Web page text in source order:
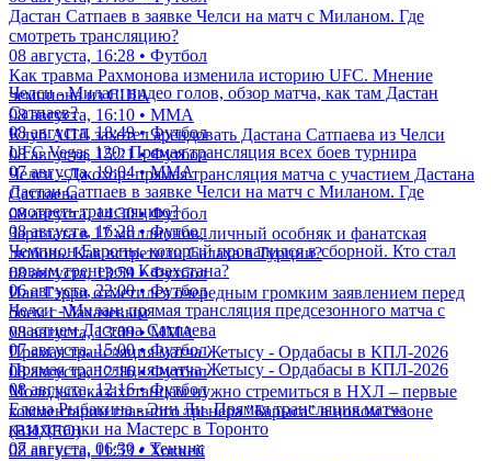
Дастан Сатпаев в заявке Челси на матч с Миланом. Где
смотреть трансляцию?
08 августа, 16:28 • Футбол
Как травма Рахмонова изменила историю UFC. Мнение
чемпиона из США
08 августа, 16:10 • ММА
Клуб АПЛ захотел арендовать Дастана Сатпаева из Челси
08 августа, 15:21 • Футбол
Челси - Джохор: прямая трансляция матча с участием Дастана
Сатпаева
08 августа, 14:30 • Футбол
Зарплата в 17 миллионов, личный особняк и фанатская
любовь. Как встретили Салаха в Турции?
08 августа, 13:59 • Футбол
Иан Гэрри отметился очередным громким заявлением перед
боем с Махачевым
08 августа, 13:09 • ММА
Прямая трансляция матча Жетысу - Ордабасы в КПЛ-2026
08 августа, 12:16 • Футбол
Молодым казахстанцам нужно стремиться в НХЛ – первые
комментарии главного тренера "Барыса" в новом сезоне
(ВИДЕО)
08 августа, 11:53 • Хоккей
Челси - Милан: видео голов, обзор матча, как там Дастан
Сатпаев?
08 августа, 18:49 • Футбол
UFC Vegas 120: Прямая трансляция всех боев турнира
07 августа, 19:04 • ММА
Дастан Сатпаев в заявке Челси на матч с Миланом. Где
смотреть трансляцию?
08 августа, 16:28 • Футбол
Чемпион Европы, который провалился в сборной. Кто стал
новым тренером Казахстана?
06 августа, 22:00 • Футбол
Челси - Милан: прямая трансляция предсезонного матча с
участием Дастана Сатпаева
07 августа, 15:00 • Футбол
Прямая трансляция матча Жетысу - Ордабасы в КПЛ-2026
08 августа, 12:16 • Футбол
Елена Рыбакина - Энн Ли. Прямая трансляция матча
казахстанки на Мастерс в Торонто
07 августа, 06:30 • Теннис